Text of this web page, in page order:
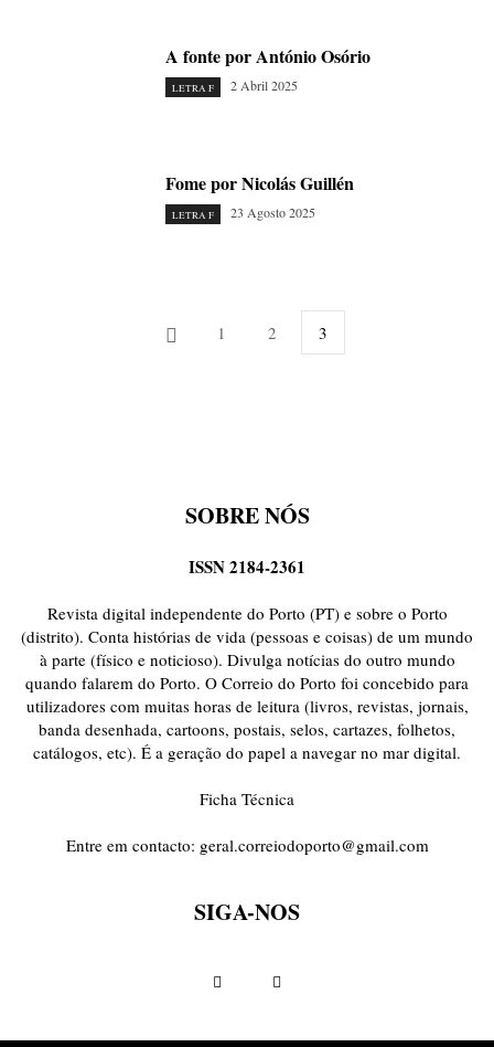
A fonte por António Osório
LETRA F 2 Abril 2025
Fome por Nicolás Guillén
LETRA F 23 Agosto 2025
1 2 3
SOBRE NÓS
ISSN 2184-2361
Revista digital independente do Porto (PT) e sobre o Porto
(distrito). Conta histórias de vida (pessoas e coisas) de um mundo
à parte (físico e noticioso). Divulga notícias do outro mundo
quando falarem do Porto. O Correio do Porto foi concebido para
utilizadores com muitas horas de leitura (livros, revistas, jornais,
banda desenhada, cartoons, postais, selos, cartazes, folhetos,
catálogos, etc). É a geração do papel a navegar no mar digital.
Ficha Técnica
Entre em contacto: geral.correiodoporto@gmail.com
SIGA-NOS